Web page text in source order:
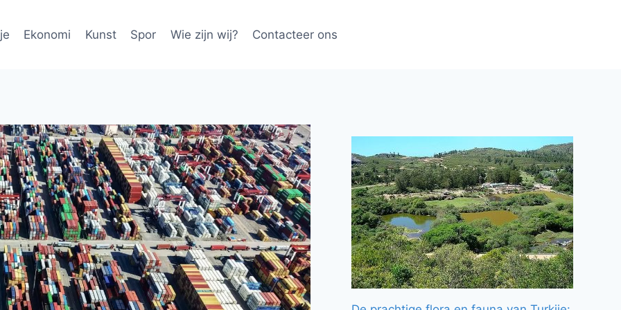
Ekonomi Kunst Spor Wie zijn wij? Contacteer ons